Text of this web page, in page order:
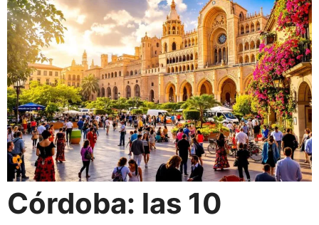
Córdoba: las 10